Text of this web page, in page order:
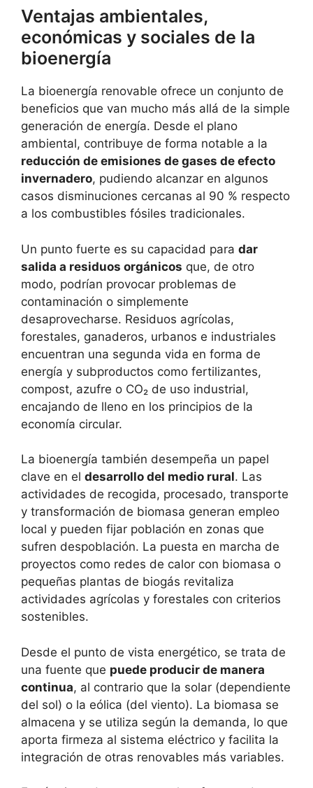
Ventajas ambientales,
económicas y sociales de la
bioenergía
La bioenergía renovable ofrece un conjunto de
beneficios que van mucho más allá de la simple
generación de energía. Desde el plano
ambiental, contribuye de forma notable a la
reducción de emisiones de gases de efecto
invernadero, pudiendo alcanzar en algunos
casos disminuciones cercanas al 90 % respecto
a los combustibles fósiles tradicionales.
Un punto fuerte es su capacidad para dar
salida a residuos orgánicos que, de otro
modo, podrían provocar problemas de
contaminación o simplemente
desaprovecharse. Residuos agrícolas,
forestales, ganaderos, urbanos e industriales
encuentran una segunda vida en forma de
energía y subproductos como fertilizantes,
compost, azufre o CO₂ de uso industrial,
encajando de lleno en los principios de la
economía circular.
La bioenergía también desempeña un papel
clave en el desarrollo del medio rural. Las
actividades de recogida, procesado, transporte
y transformación de biomasa generan empleo
local y pueden fijar población en zonas que
sufren despoblación. La puesta en marcha de
proyectos como redes de calor con biomasa o
pequeñas plantas de biogás revitaliza
actividades agrícolas y forestales con criterios
sostenibles.
Desde el punto de vista energético, se trata de
una fuente que puede producir de manera
continua, al contrario que la solar (dependiente
del sol) o la eólica (del viento). La biomasa se
almacena y se utiliza según la demanda, lo que
aporta firmeza al sistema eléctrico y facilita la
integración de otras renovables más variables.